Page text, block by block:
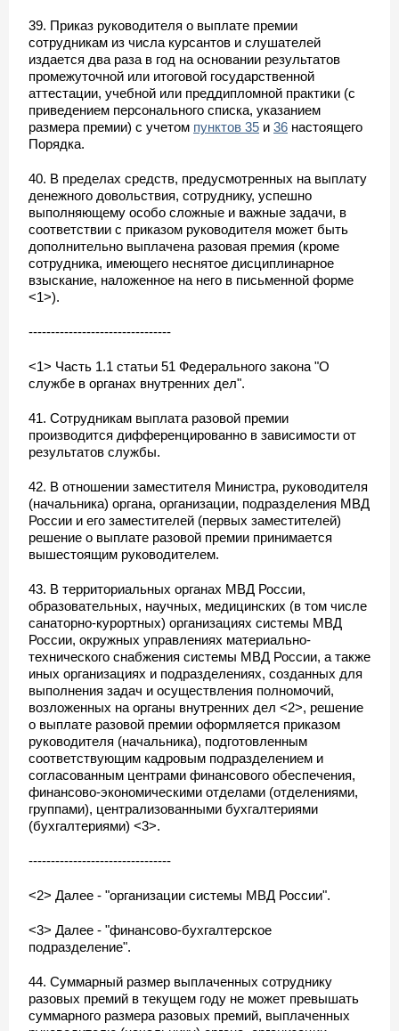
39. Приказ руководителя о выплате премии
сотрудникам из числа курсантов и слушателей
издается два раза в год на основании результатов
промежуточной или итоговой государственной
аттестации, учебной или преддипломной практики (с
приведением персонального списка, указанием
размера премии) с учетом пунктов 35 и 36 настоящего
Порядка.
40. В пределах средств, предусмотренных на выплату
денежного довольствия, сотруднику, успешно
выполняющему особо сложные и важные задачи, в
соответствии с приказом руководителя может быть
дополнительно выплачена разовая премия (кроме
сотрудника, имеющего неснятое дисциплинарное
взыскание, наложенное на него в письменной форме
<1>).
--------------------------------
<1> Часть 1.1 статьи 51 Федерального закона "О
службе в органах внутренних дел".
41. Сотрудникам выплата разовой премии
производится дифференцированно в зависимости от
результатов службы.
42. В отношении заместителя Министра, руководителя
(начальника) органа, организации, подразделения МВД
России и его заместителей (первых заместителей)
решение о выплате разовой премии принимается
вышестоящим руководителем.
43. В территориальных органах МВД России,
образовательных, научных, медицинских (в том числе
санаторно-курортных) организациях системы МВД
России, окружных управлениях материально-
технического снабжения системы МВД России, а также
иных организациях и подразделениях, созданных для
выполнения задач и осуществления полномочий,
возложенных на органы внутренних дел <2>, решение
о выплате разовой премии оформляется приказом
руководителя (начальника), подготовленным
соответствующим кадровым подразделением и
согласованным центрами финансового обеспечения,
финансово-экономическими отделами (отделениями,
группами), централизованными бухгалтериями
(бухгалтериями) <3>.
--------------------------------
<2> Далее - "организации системы МВД России".
<3> Далее - "финансово-бухгалтерское
подразделение".
44. Суммарный размер выплаченных сотруднику
разовых премий в текущем году не может превышать
суммарного размера разовых премий, выплаченных